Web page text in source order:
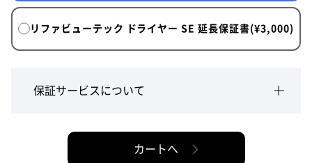
リファビューテック ドライヤー SE 延長保証書(¥3,000)
保証サービスについて
カートへ